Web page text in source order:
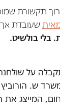
תקשורת
שעובדת
בלי בולשיט.
על
ש.
המייצג